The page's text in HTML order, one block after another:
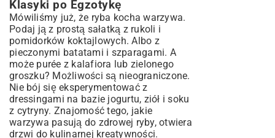
Klasyki po Egzotykę
Mówiliśmy już, że ryba kocha warzywa.
Podaj ją z prostą sałatką z rukoli i
pomidorków koktajlowych. Albo z
pieczonymi batatami i szparagami. A
może purée z kalafiora lub zielonego
groszku? Możliwości są nieograniczone.
Nie bój się eksperymentować z
dressingami na bazie jogurtu, ziół i soku
z cytryny. Znajomość tego, jakie
warzywa pasują do zdrowej ryby, otwiera
drzwi do kulinarnej kreatywności.